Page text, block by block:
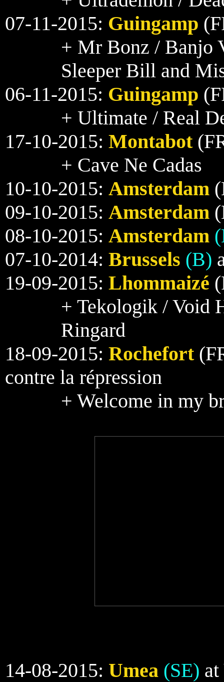
07-11-2015: Guingamp
+ Mr Bonz / Banjo
Sleeper Bill and
06-11-2015: Guingamp
+ Ultimate / Real
17-10-2015: Montabot
+ Cave Ne Cadas
10-10-2015: Amsterdam
09-10-2015: Amsterdam
08-10-2015: Amsterdam
07-10-2014: Brussels (B)
19-09-2015: Lhommaizé
+ Tekologik / Void
Ringard
18-09-2015: Rochefort
contre la répression
+ Welcome in my
14-08-2015: Umea (SE)